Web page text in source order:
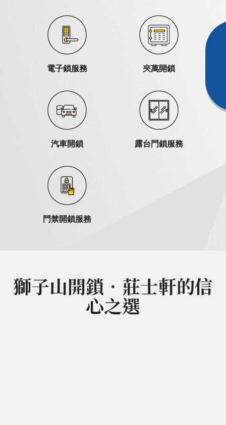
電子鎖服務 夾萬開鎖
汽車開鎖 露台門鎖服務
門禁開鎖服務
獅子山開鎖‧莊士軒的信
心之選